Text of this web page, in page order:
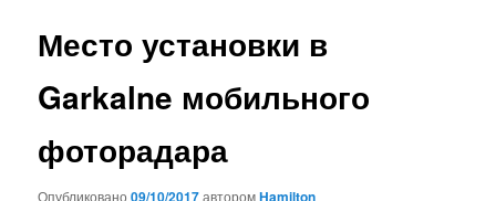
Место установки в
Garkalne мобильного
фоторадара
Опубликовано09/10/2017авторомHamilton